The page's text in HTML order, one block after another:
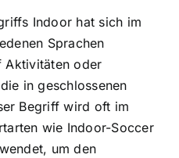
Indoor hat sich im
Sprachen
Aktivitäten oder
in geschlossenen
Begriff wird oft im
wie Indoor-Soccer
um den